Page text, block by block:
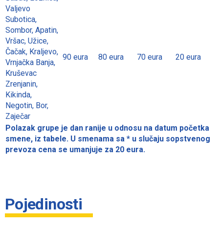
Valjevo
Subotica,
Sombor, Apatin,
Vršac, Užice,
Čačak, Kraljevo,
Vrnjačka Banja,
Kruševac
Zrenjanin,
Kikinda,
Negotin, Bor,
Zaječar
90 eura 80 eura 70 eura 20 eura
Polazak grupe je dan ranije u odnosu na datum početka
smene, iz tabele. U smenama sa * u slučaju sopstvenog
prevoza cena se umanjuje za 20 eura.
Pojedinosti